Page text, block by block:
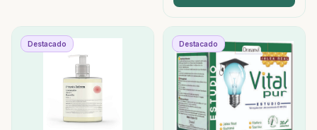
Destacado Destacado